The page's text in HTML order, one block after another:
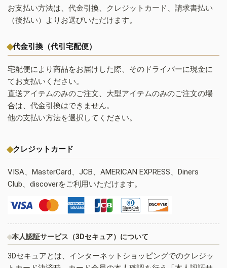
お支払い方法は、代金引換、クレジットカード、請求書払い
（後払い）よりお選びいただけます。
代金引換（代引宅配便）
宅配便により商品をお届けした際、そのドライバーに現金に
てお支払いください。
直送アイテムのみのご注文、大型アイテムのみのご注文の場
合は、代金引換はできません。
他の支払い方法を選択してください。
クレジットカード
VISA、MasterCard、JCB、AMERICAN EXPRESS、Diners
Club、discoverをご利用いただけます。
本人認証サービス（3Dセキュア）について
3Dセキュアとは、インターネットショッピングでのクレジッ